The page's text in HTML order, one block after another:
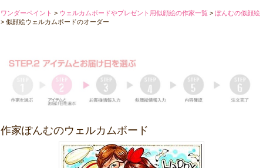
ワンダーペイント > ウェルカムボードやプレゼント用似顔絵の作家一覧 > ぽんむの似顔絵
> 似顔絵ウェルカムボードのオーダー
作家ぽんむのウェルカムボード